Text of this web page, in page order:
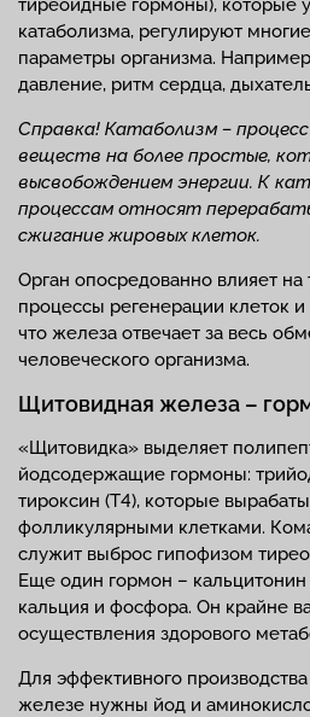
катаболизма, регулируют
параметры организма.
давление, ритм сердца,
Справка! Катаболизм –
веществ на более простые,
высвобождением энергии. К
процессам относят
сжигание жировых клеток.
Орган опосредованно влияет на
процессы регенерации клеток
что железа отвечает за весь
человеческого организма.
Щитовидная железа –
«Щитовидка» выделяет
йодсодержащие гормоны:
тироксин (Т4), которые
фолликулярными клетками.
служит выброс гипофизом
Еще один гормон –
кальция и фосфора. Он крайне
осуществления здорового
Для эффективного
железе нужны йод и